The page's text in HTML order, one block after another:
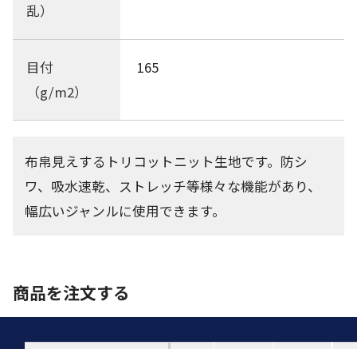
乱）
目付
（g/m2）
165
布帛見えするトリコットニット生地です。防シ
ワ、吸水速乾、ストレッチ等様々な機能があり、
幅広いジャンルに使用できます。
商品を注文する